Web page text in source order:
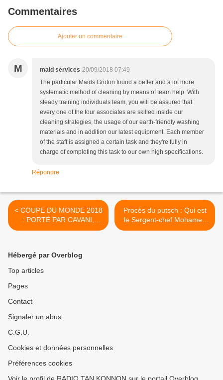
Commentaires
Ajouter un commentaire
M maid services 20/09/2018 07:49
The particular Maids Groton found a better and a lot more
systematic method of cleaning by means of team help. With
steady training individuals team, you will be assured that
every one of the four associates are skilled inside our
cleaning strategies, the usage of our earth-friendly washing
materials and in addition our latest equipment. Each member
of the staff is assigned a certain task and they're fully in
charge of completing this task to our own high specifications.
Répondre
< COUPE DU MONDE 2018
: PORTÉ PAR CAVANI,
L’URUGUAY AFFRONTERA
Procès du putsch : Qui est
le Sergent-chef Mohamed
Zerbo, premier à passer à
Hébergé par Overblog
Top articles
Pages
Contact
Signaler un abus
C.G.U.
Cookies et données personnelles
Préférences cookies